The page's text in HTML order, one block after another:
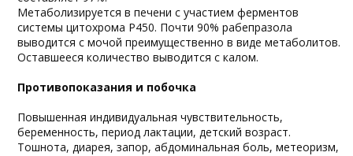
Метаболизируется в печени с участием ферментов
системы цитохрома Р450. Почти 90% рабепразола
выводится с мочой преимущественно в виде метаболитов.
Оставшееся количество выводится с калом.
Противопоказания и побочка
Повышенная индивидуальная чувствительность,
беременность, период лактации, детский возраст.
Тошнота, диарея, запор, абдоминальная боль, метеоризм,